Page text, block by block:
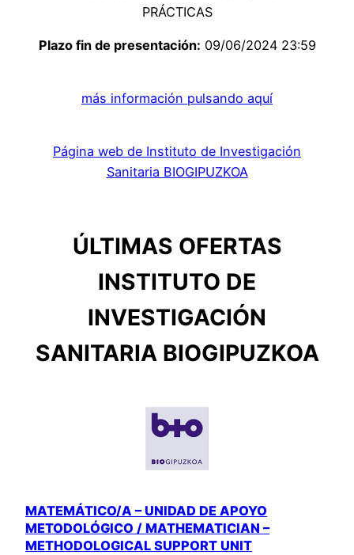
PRÁCTICAS
Plazo fin de presentación: 09/06/2024 23:59
más información pulsando aquí
Página web de Instituto de Investigación
Sanitaria BIOGIPUZKOA
ÚLTIMAS OFERTAS
INSTITUTO DE
INVESTIGACIÓN
SANITARIA BIOGIPUZKOA
MATEMÁTICO/A – UNIDAD DE APOYO
METODOLÓGICO / MATHEMATICIAN –
METHODOLOGICAL SUPPORT UNIT